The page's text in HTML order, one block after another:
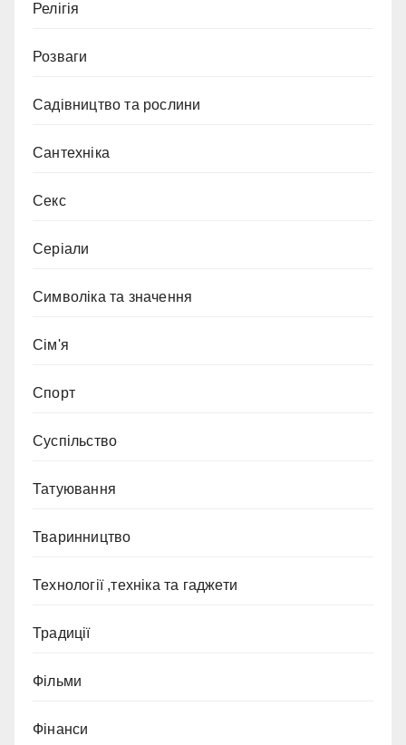
Релігія
Розваги
Садівництво та рослини
Сантехніка
Секс
Серіали
Символіка та значення
Сім'я
Спорт
Суспільство
Татуювання
Тваринництво
Технології ,техніка та гаджети
Традиції
Фільми
Фінанси